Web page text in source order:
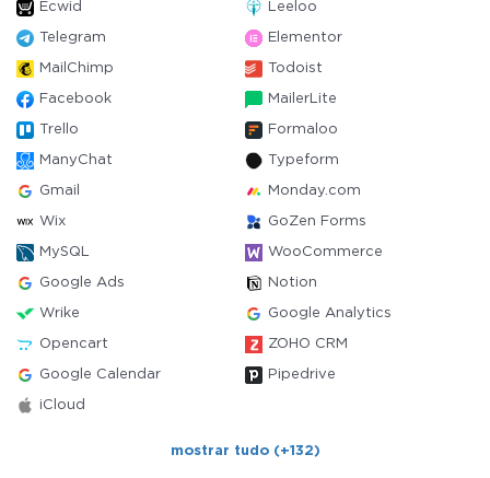
Ecwid Leeloo
Telegram Elementor
MailChimp Todoist
Facebook MailerLite
Trello Formaloo
ManyChat Typeform
Gmail Monday.com
Wix GoZen Forms
MySQL WooCommerce
Google Ads Notion
Wrike Google Analytics
Opencart ZOHO CRM
Google Calendar Pipedrive
iCloud
mostrar tudo (+132)